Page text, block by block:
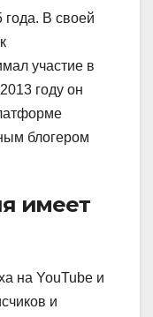
года. В своей
участие в
году он
блогером
имеет
на YouTube и
и